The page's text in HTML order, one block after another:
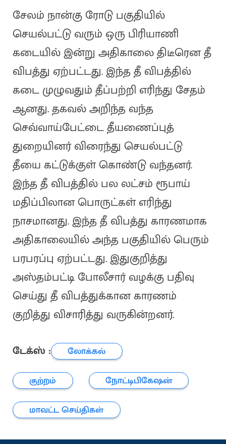
சேலம் நான்கு ரோடு பகுதியில்
செயல்பட்டு வரும் ஒரு பிரியாணி
கடையில் இன்று அதிகாலை திடீரென தீ
விபத்து ஏற்பட்டது. இந்த தீ விபத்தில்
கடை முழுவதும் தீப்பற்றி எரிந்து சேதம்
ஆனது. தகவல் அறிந்த வந்த
செவ்வாய்பேட்டை தீயணைப்புத்
துறையினர் விரைந்து செயல்பட்டு
தீயை கட்டுக்குள் கொண்டு வந்தனர்.
இந்த தீ விபத்தில் பல லட்சம் ரூபாய்
மதிப்பிலான பொருட்கள் எரிந்து
நாசமானது. இந்த தீ விபத்து காரணமாக
அதிகாலையில் அந்த பகுதியில் பெரும்
பரபரப்பு ஏற்பட்டது. இதுகுறித்து
அஸ்தம்பட்டி போலீசார் வழக்கு பதிவு
செய்து தீ விபத்துக்கான காரணம்
குறித்து விசாரித்து வருகின்றனர்.
டேக்ஸ் :
லோக்கல்
குற்றம்
நோட்டிபிகேஷன்
மாவட்ட செய்திகள்